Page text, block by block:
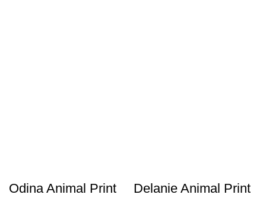
Odina Animal Print
Delanie Animal Print